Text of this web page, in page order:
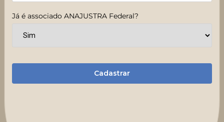
Já é associado ANAJUSTRA Federal?
Cadastrar